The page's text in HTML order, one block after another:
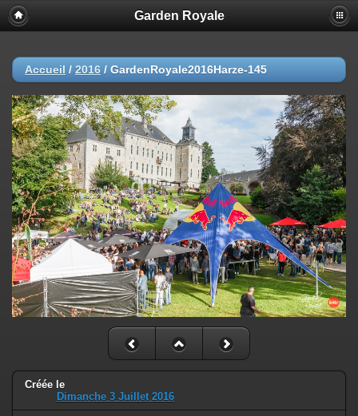
Garden Royale
Accueil / 2016 / GardenRoyale2016Harze-145
Créée le
Dimanche 3 Juillet 2016